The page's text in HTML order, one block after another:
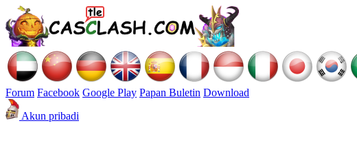
Forum Facebook Google Play Papan Buletin Download
Akun pribadi